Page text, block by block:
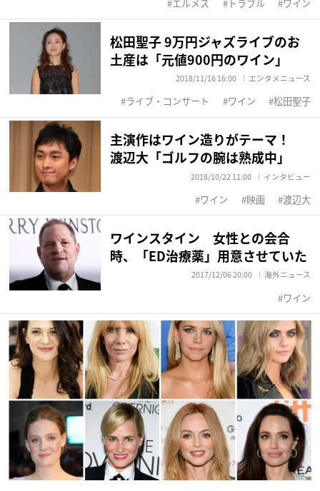
エルメス トラブル ワイン
松田聖子 9万円ジャズライブのお
土産は「元値900円のワイン」
2018/11/16 16:00 エンタメニュース
ライブ・コンサート ワイン 松田聖子
主演作はワイン造りがテーマ！
渡辺大「ゴルフの腕は熟成中」
2018/10/22 11:00 インタビュー
ワイン 映画 渡辺大
ワインスタイン 女性との会合
時、「ED治療薬」用意させていた
2017/12/06 20:00 海外ニュース
ワイン